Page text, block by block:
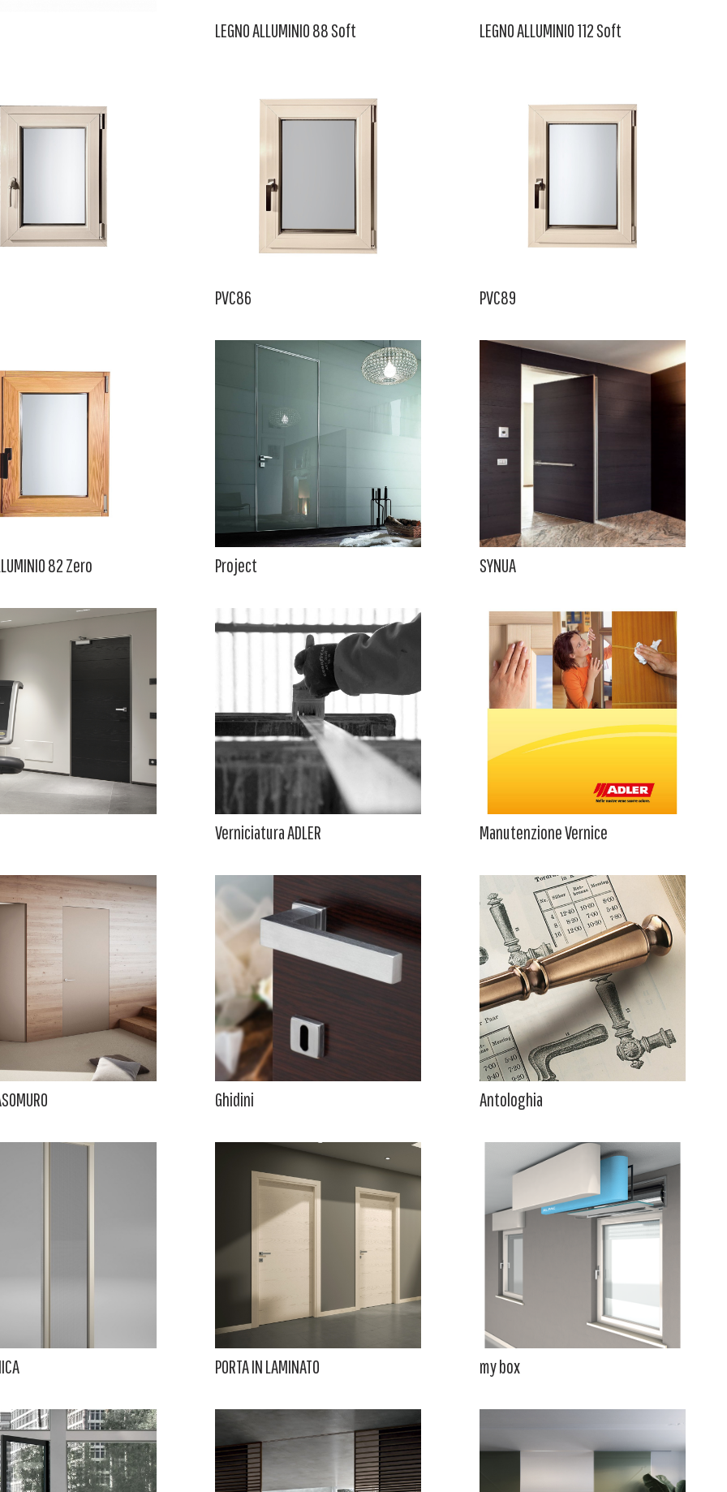
LEGNO ALLUMINIO 88 Soft LEGNO ALLUMINIO 112 Soft
PVC86 PVC89
82 Zero Project SYNUA
Verniciatura ADLER Manutenzione Vernice
Ghidini Antologhia
PORTA IN LAMINATO my box